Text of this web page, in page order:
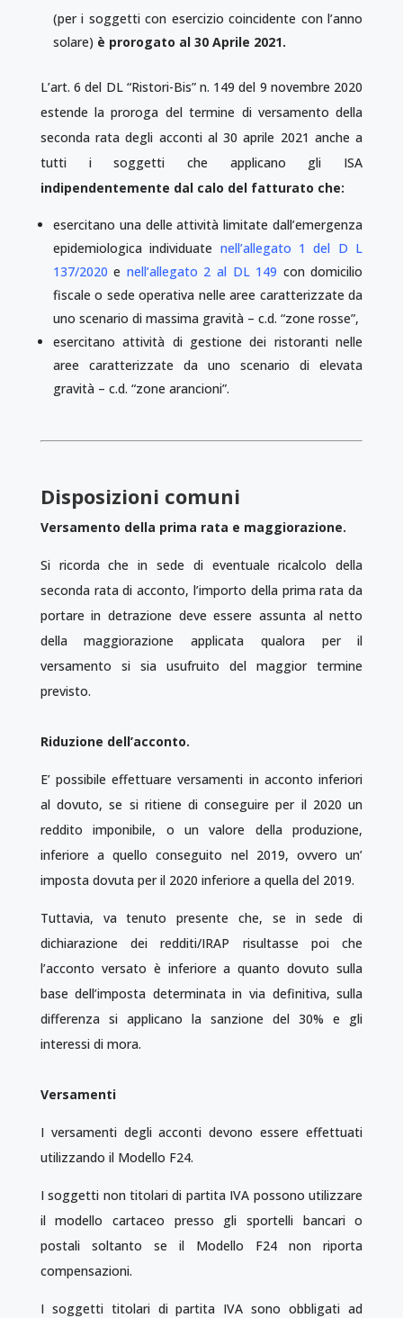
(per i soggetti con esercizio coincidente con l’anno
solare) è prorogato al 30 Aprile 2021.
L’art. 6 del DL “Ristori-Bis” n. 149 del 9 novembre 2020
estende la proroga del termine di versamento della
seconda rata degli acconti al 30 aprile 2021 anche a
tutti i soggetti che applicano gli ISA
indipendentemente dal calo del fatturato che:
esercitano una delle attività limitate dall’emergenza
epidemiologica individuate nell’allegato 1 del D L
137/2020 e nell’allegato 2 al DL 149 con domicilio
fiscale o sede operativa nelle aree caratterizzate da
uno scenario di massima gravità – c.d. “zone rosse”,
esercitano attività di gestione dei ristoranti nelle
aree caratterizzate da uno scenario di elevata
gravità – c.d. “zone arancioni”.
Disposizioni comuni
Versamento della prima rata e maggiorazione.
Si ricorda che in sede di eventuale ricalcolo della
seconda rata di acconto, l’importo della prima rata da
portare in detrazione deve essere assunta al netto
della maggiorazione applicata qualora per il
versamento si sia usufruito del maggior termine
previsto.
Riduzione dell’acconto.
E’ possibile effettuare versamenti in acconto inferiori
al dovuto, se si ritiene di conseguire per il 2020 un
reddito imponibile, o un valore della produzione,
inferiore a quello conseguito nel 2019, ovvero un’
imposta dovuta per il 2020 inferiore a quella del 2019.
Tuttavia, va tenuto presente che, se in sede di
dichiarazione dei redditi/IRAP risultasse poi che
l’acconto versato è inferiore a quanto dovuto sulla
base dell’imposta determinata in via definitiva, sulla
differenza si applicano la sanzione del 30% e gli
interessi di mora.
Versamenti
I versamenti degli acconti devono essere effettuati
utilizzando il Modello F24.
I soggetti non titolari di partita IVA possono utilizzare
il modello cartaceo presso gli sportelli bancari o
postali soltanto se il Modello F24 non riporta
compensazioni.
I soggetti titolari di partita IVA sono obbligati ad